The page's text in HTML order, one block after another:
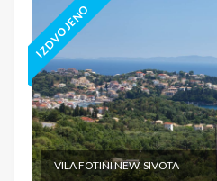
IZDVOJENO
VILA FOTINI NEW, SIVOTA